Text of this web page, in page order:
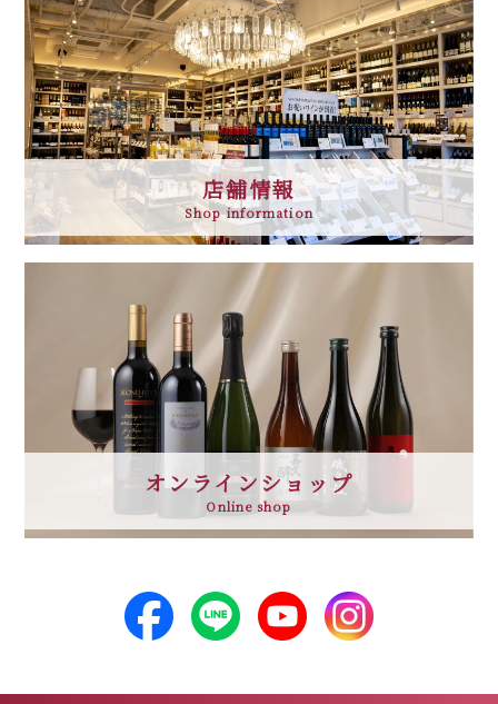
店舗情報
Shop information
オンラインショップ
Online shop